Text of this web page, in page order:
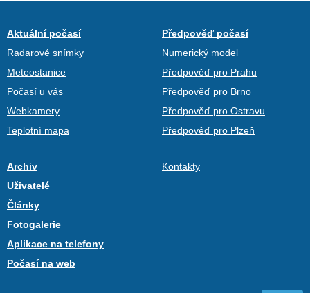
Aktuální počasí
Radarové snímky
Meteostanice
Počasí u vás
Webkamery
Teplotní mapa
Předpověď počasí
Numerický model
Předpověď pro Prahu
Předpověď pro Brno
Předpověď pro Ostravu
Předpověď pro Plzeň
Archiv
Uživatelé
Články
Fotogalerie
Aplikace na telefony
Počasí na web
Kontakty